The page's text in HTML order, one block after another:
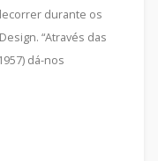
durante os
“Através das
dá-nos